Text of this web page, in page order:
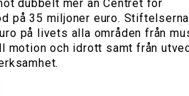
dubbelt mer än Centret för
på 35 miljoner euro.
på livets alla områden från
motion och idrott samt från